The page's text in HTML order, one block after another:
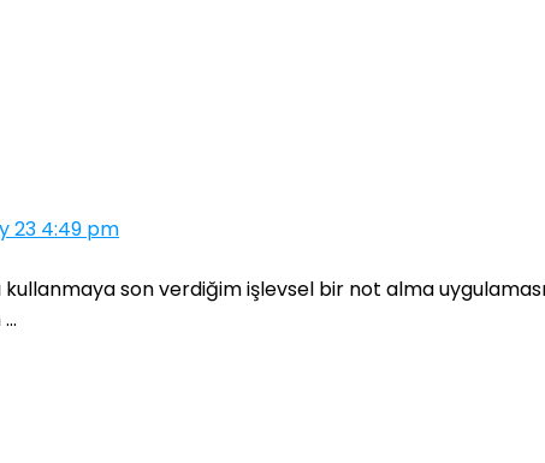
23 4:49 pm
kullanmaya son verdiğim işlevsel bir not alma